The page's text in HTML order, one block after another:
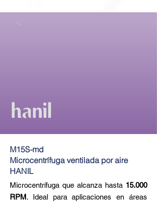
M15S-md
Microcentrífuga ventilada por aire
HANIL
Microcentrífuga que alcanza hasta 15.000
RPM. Ideal para aplicaciones en áreas